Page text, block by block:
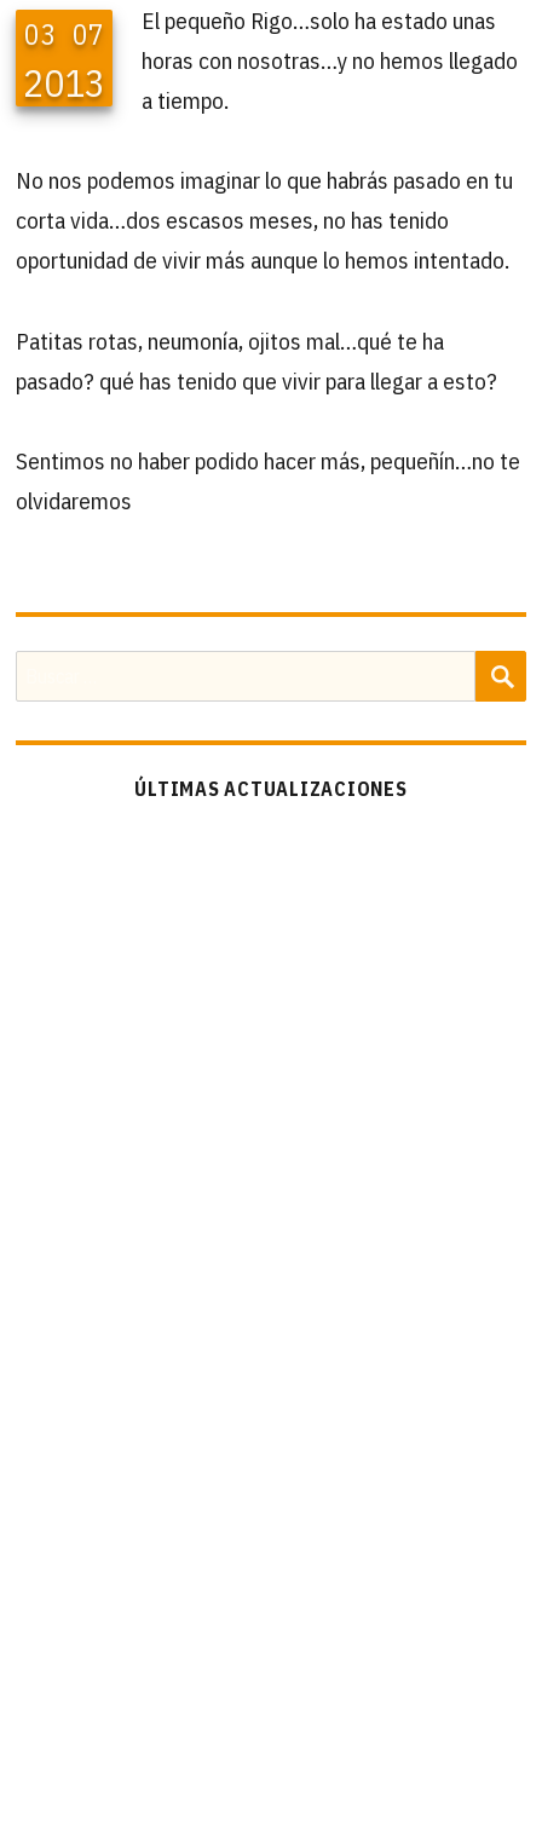
03 07
2013
El pequeño Rigo…solo ha estado unas
horas con nosotras…y no hemos llegado
a tiempo.
No nos podemos imaginar lo que habrás pasado en tu
corta vida…dos escasos meses, no has tenido
oportunidad de vivir más aunque lo hemos intentado.
Patitas rotas, neumonía, ojitos mal…qué te ha
pasado? qué has tenido que vivir para llegar a esto?
Sentimos no haber podido hacer más, pequeñín…no te
olvidaremos
por:
ÚLTIMAS ACTUALIZACIONES